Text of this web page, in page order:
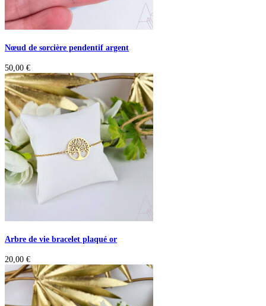
Nœud de sorcière pendentif argent
50,00 €
Arbre de vie bracelet plaqué or
20,00 €